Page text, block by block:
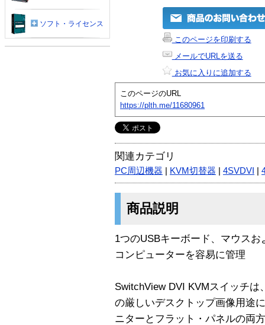
このページを印刷する
メールでURLを送る
お気に入りに追加する
このページのURL
https://plth.me/11680961
関連カテゴリ
PC周辺機器 KVM切替器 4SVDVI
商品説明
1つのUSBキーボード、マウス
コンピューターを容易に管理
SwitchView DVI KVMスイッチは
の厳しいデスクトップ画像用途
ニターとフラット・パネルの両
ソフト・ライセンス